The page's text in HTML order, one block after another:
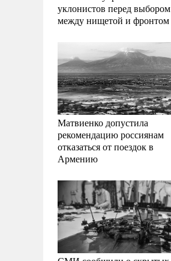
уклонистов перед выбором
между нищетой и фронтом
Матвиенко допустила
рекомендацию россиянам
отказаться от поездок в
Армению